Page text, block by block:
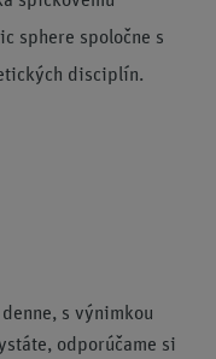
sphere spoločne s
disciplín.
s výnimkou
odporúčame si